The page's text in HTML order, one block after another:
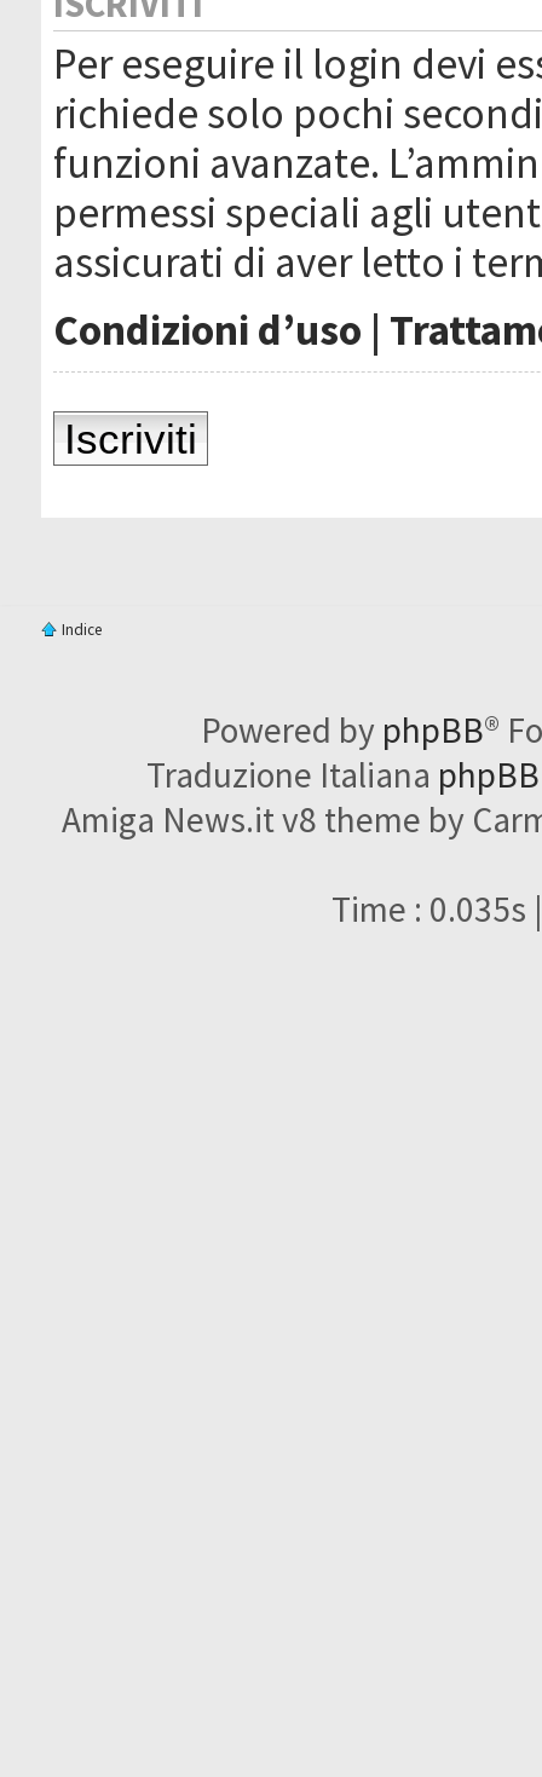
Per eseguire il login devi
richiede solo pochi
funzioni avanzate.
permessi speciali agli
assicurati di aver letto i
Condizioni d’uso |
Iscriviti
Indice
Powered by phpBB®
Traduzione Italiana
Amiga News.it v8 theme by
Time : 0.035s